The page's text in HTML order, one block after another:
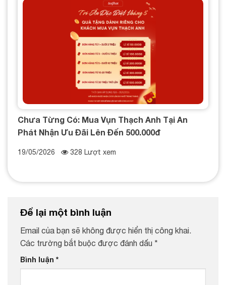
Chưa Từng Có: Mua Vụn Thạch Anh Tại An
Phát Nhận Ưu Đãi Lên Đến 500.000đ
19/05/2026 328 Lượt xem
Để lại một bình luận
Email của bạn sẽ không được hiển thị công khai.
Các trường bắt buộc được đánh dấu *
Bình luận *